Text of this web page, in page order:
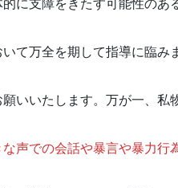
に支障をきたす可能性のあ
て万全を期して指導に臨み
いいたします。万が一、私
な声での会話や暴言や暴力行